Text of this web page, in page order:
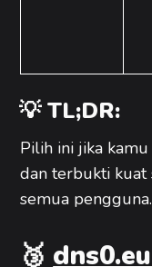
💡 TL;DR:
Pilih ini jika
dan terbukti kuat
semua pengguna.
🥉